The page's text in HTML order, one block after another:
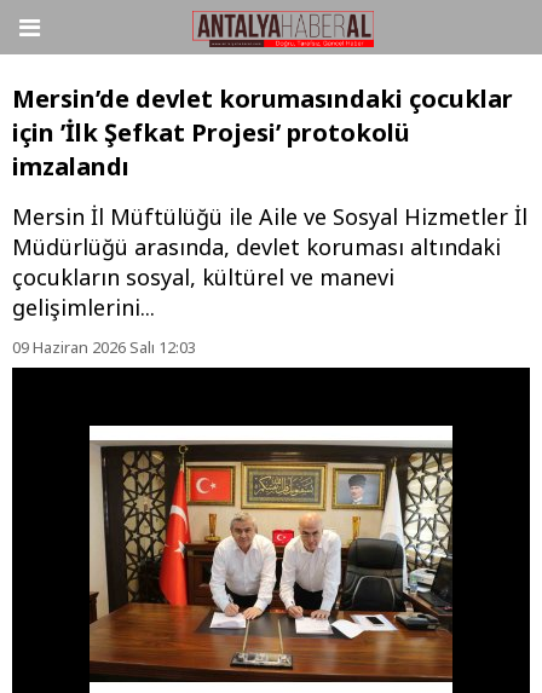
Mersin’de devlet korumasındaki çocuklar
için ’İlk Şefkat Projesi’ protokolü
imzalandı
Mersin İl Müftülüğü ile Aile ve Sosyal Hizmetler İl
Müdürlüğü arasında, devlet koruması altındaki
çocukların sosyal, kültürel ve manevi
gelişimlerini...
09 Haziran 2026 Salı 12:03